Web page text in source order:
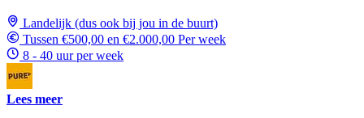
Landelijk (dus ook bij jou in de buurt)
Tussen €500,00 en €2.000,00 Per week
8 - 40 uur per week
Lees meer